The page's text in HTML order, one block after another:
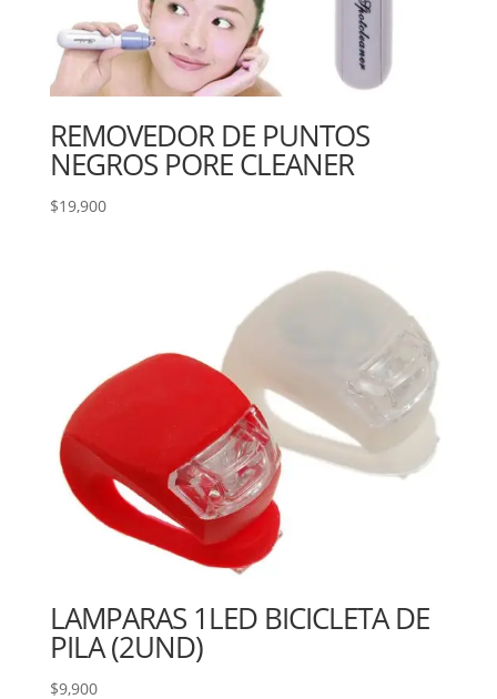
REMOVEDOR DE PUNTOS
NEGROS PORE CLEANER
$19,900
LAMPARAS 1LED BICICLETA DE
PILA (2UND)
$9,900